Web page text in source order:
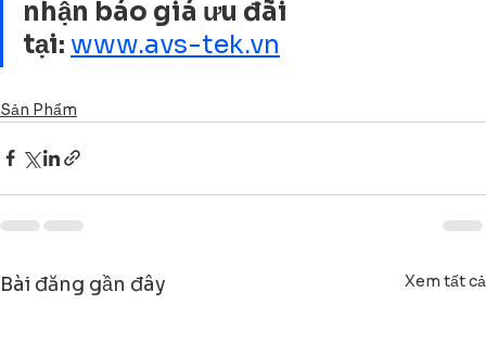
nhận báo giá ưu đãi
tại: www.avs-tek.vn
Sản Phẩm
Bài đăng gần đây Xem tất cả